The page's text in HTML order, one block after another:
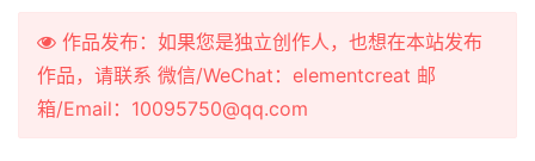
作品发布：如果您是独立创作人，也想在本站发布
作品，请联系 微信/WeChat：elementcreat 邮
箱/Email：10095750@qq.com